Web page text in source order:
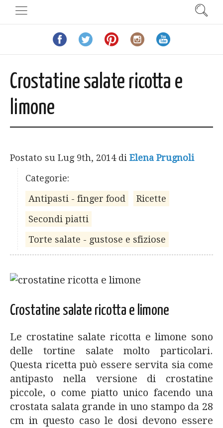
Crostatine salate ricotta e
limone
Postato su Lug 9th, 2014 di Elena Prugnoli
Categorie:
Antipasti - finger food
Ricette
Secondi piatti
Torte salate - gustose e sfiziose
Crostatine salate ricotta e limone
Le crostatine salate ricotta e limone sono
delle tortine salate molto particolari.
Questa ricetta può essere servita sia come
antipasto nella versione di crostatine
piccole, o come piatto unico facendo una
crostata salata grande in uno stampo da 28
cm in questo caso le dosi devono essere